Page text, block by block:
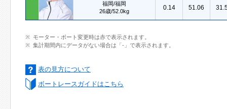
福岡/福岡
26歳/52.0kg
0.14
51.06
モーター・ボート変更時は赤で表示されます。
集計期間内にデータがない場合は「-」で表示されます。
表の見方について
ボートレースガイドはこちら